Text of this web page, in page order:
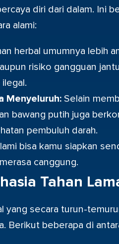
diri dari dalam. Ini
alami:
herbal umumnya lebih
risiko gangguan
Menyeluruh: Selain
bawang putih juga
pembuluh darah.
bisa kamu siapkan
canggung.
Tahan
yang secara turun-
Berikut beberapa di